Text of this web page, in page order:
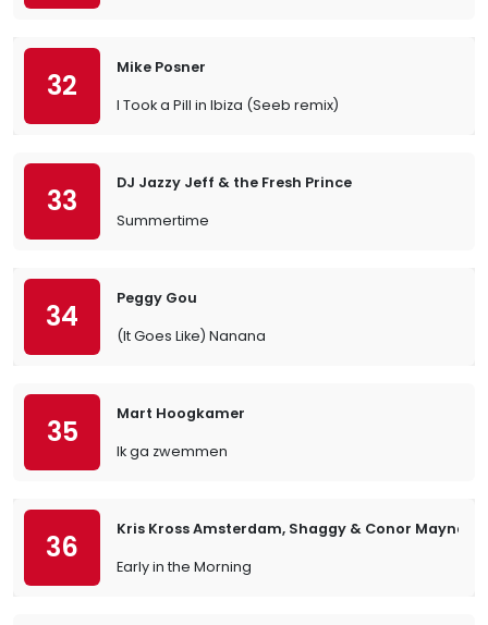
32
Mike Posner
I Took a Pill in Ibiza (Seeb remix)
33
DJ Jazzy Jeff & the Fresh Prince
Summertime
34
Peggy Gou
(It Goes Like) Nanana
35
Mart Hoogkamer
Ik ga zwemmen
36
Kris Kross Amsterdam, Shaggy & Conor Maynard
Early in the Morning